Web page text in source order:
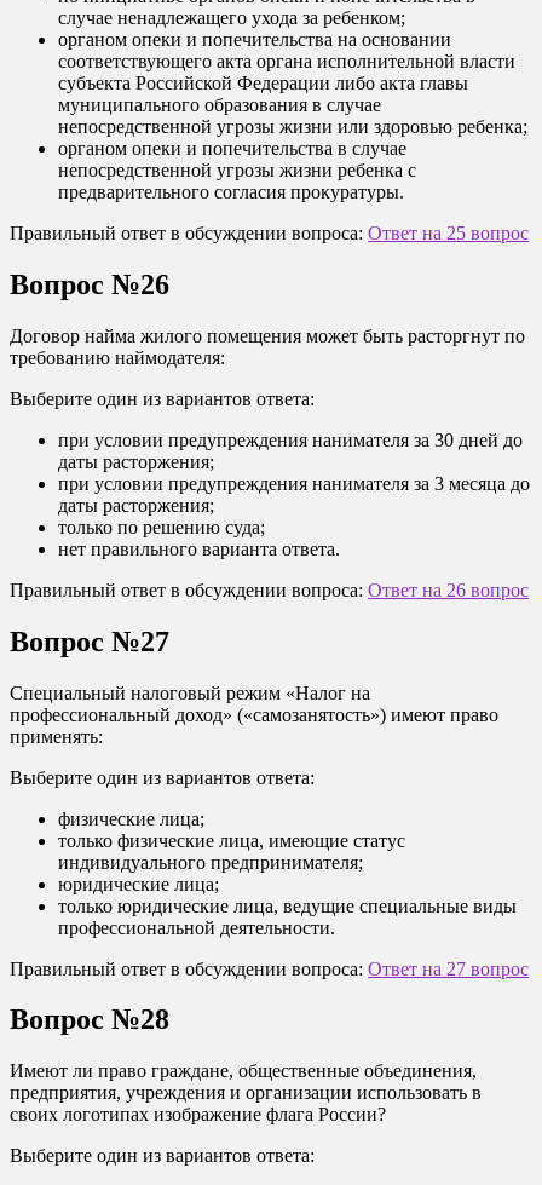
случае ненадлежащего ухода за ребенком;
органом опеки и попечительства на основании
соответствующего акта органа исполнительной власти
субъекта Российской Федерации либо акта главы
муниципального образования в случае
непосредственной угрозы жизни или здоровью ребенка;
органом опеки и попечительства в случае
непосредственной угрозы жизни ребенка с
предварительного согласия прокуратуры.
Правильный ответ в обсуждении вопроса: Ответ на 25 вопрос
Вопрос №26
Договор найма жилого помещения может быть расторгнут по
требованию наймодателя:
Выберите один из вариантов ответа:
при условии предупреждения нанимателя за 30 дней до
даты расторжения;
при условии предупреждения нанимателя за 3 месяца до
даты расторжения;
только по решению суда;
нет правильного варианта ответа.
Правильный ответ в обсуждении вопроса: Ответ на 26 вопрос
Вопрос №27
Специальный налоговый режим «Налог на
профессиональный доход» («самозанятость») имеют право
применять:
Выберите один из вариантов ответа:
физические лица;
только физические лица, имеющие статус
индивидуального предпринимателя;
юридические лица;
только юридические лица, ведущие специальные виды
профессиональной деятельности.
Правильный ответ в обсуждении вопроса: Ответ на 27 вопрос
Вопрос №28
Имеют ли право граждане, общественные объединения,
предприятия, учреждения и организации использовать в
своих логотипах изображение флага России?
Выберите один из вариантов ответа: